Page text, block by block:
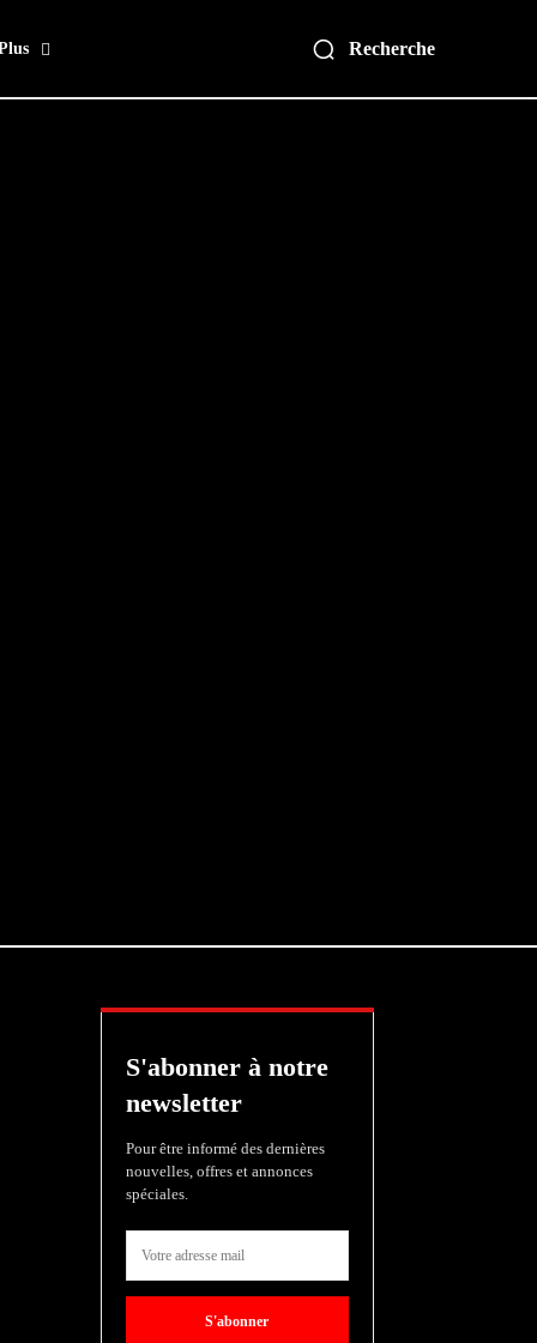
Recherche
S'abonner à notre
newsletter
Pour être informé des dernières
nouvelles, offres et annonces
spéciales.
S'abonner